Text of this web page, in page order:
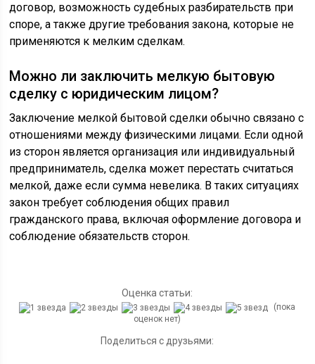
договор, возможность судебных разбирательств при
споре, а также другие требования закона, которые не
применяются к мелким сделкам.
Можно ли заключить мелкую бытовую
сделку с юридическим лицом?
Заключение мелкой бытовой сделки обычно связано с
отношениями между физическими лицами. Если одной
из сторон является организация или индивидуальный
предприниматель, сделка может перестать считаться
мелкой, даже если сумма невелика. В таких ситуациях
закон требует соблюдения общих правил
гражданского права, включая оформление договора и
соблюдение обязательств сторон.
Оценка статьи:
(пока
оценок нет)
Поделиться с друзьями: